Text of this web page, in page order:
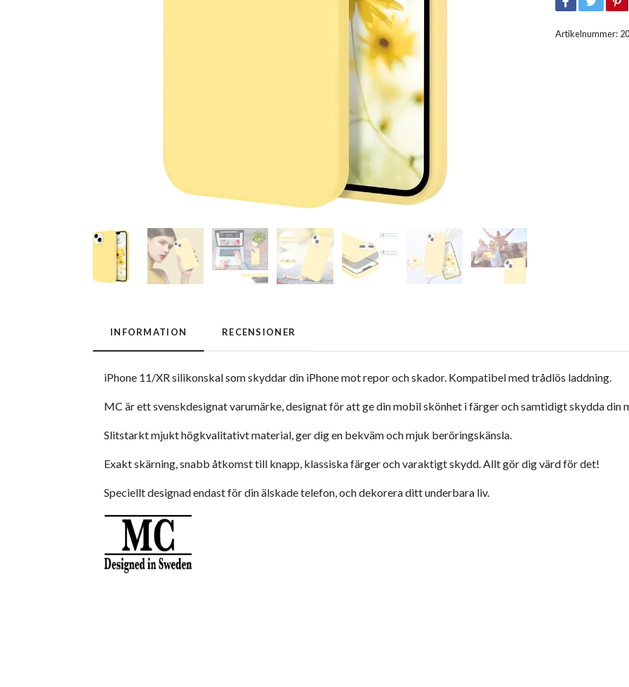
Artikelnummer:
INFORMATION RECENSIONER
iPhone 11/XR silikonskal som skyddar din iPhone mot repor och skador. Kompatibel med trådlös laddning.
MC är ett svenskdesignat varumärke, designat för att ge din mobil skönhet i färger och samtidigt skydda din
Slitstarkt mjukt högkvalitativt material, ger dig en bekväm och mjuk beröringskänsla.
Exakt skärning, snabb åtkomst till knapp, klassiska färger och varaktigt skydd. Allt gör dig värd för det!
Speciellt designad endast för din älskade telefon, och dekorera ditt underbara liv.